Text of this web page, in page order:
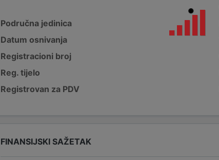
Područna jedinica
Datum osnivanja
Registracioni broj
Reg. tijelo
Registrovan za PDV
FINANSIJSKI SAŽETAK